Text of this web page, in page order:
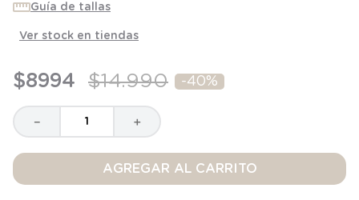
Guía de tallas
Ver stock en tiendas
$8994 $14.990 -40%
＋
－
AGREGAR AL CARRITO